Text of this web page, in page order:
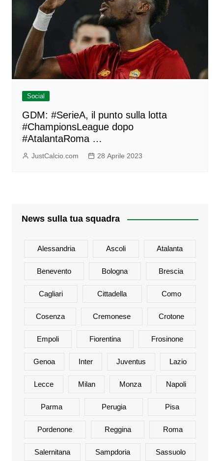
Social
GDM: #SerieA, il punto sulla lotta
#ChampionsLeague dopo
#AtalantaRoma …
JustCalcio.com 28 Aprile 2023
News sulla tua squadra
Alessandria Ascoli Atalanta
Benevento Bologna Brescia
Cagliari Cittadella Como
Cosenza Cremonese Crotone
Empoli Fiorentina Frosinone
Genoa Inter Juventus Lazio
Lecce Milan Monza Napoli
Parma Perugia Pisa
Pordenone Reggina Roma
Salernitana Sampdoria Sassuolo